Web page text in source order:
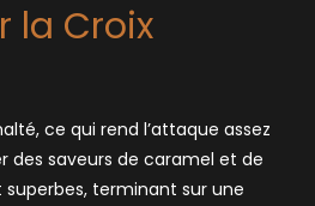
la Croix
ce qui rend l’attaque assez
des saveurs de caramel et de
terminant sur une